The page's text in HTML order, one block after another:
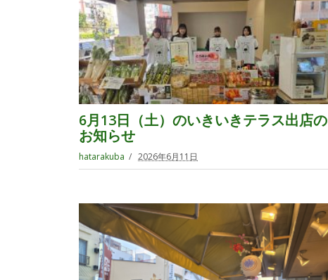
6月13日（土）のいきいきテラス出店の
お知らせ
hatarakuba 2026年6月11日